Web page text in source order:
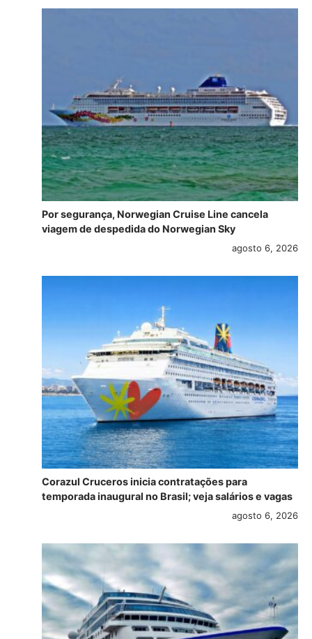
Por segurança, Norwegian Cruise Line cancela
viagem de despedida do Norwegian Sky
agosto 6, 2026
Corazul Cruceros inicia contratações para
temporada inaugural no Brasil; veja salários e vagas
agosto 6, 2026